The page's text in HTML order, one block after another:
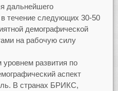
дальнейшего
в течение следующих 30-50
демографической
на рабочую силу
уровнем развития по
аспект
В странах БРИКС,